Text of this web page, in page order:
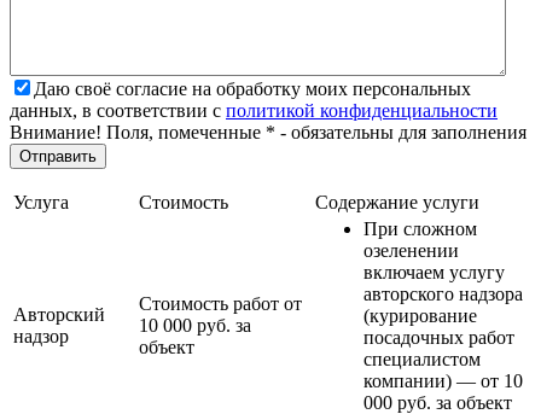
Даю своё согласие на обработку моих персональных
данных, в соответствии с политикой конфиденциальности
Внимание! Поля, помеченные * - обязательны для заполнения
Услуга Стоимость Содержание услуги
Авторский
надзор
Стоимость работ от
10 000 руб. за
объект
При сложном
озеленении
включаем услугу
авторского надзора
(курирование
посадочных работ
специалистом
компании) — от 10
000 руб. за объект